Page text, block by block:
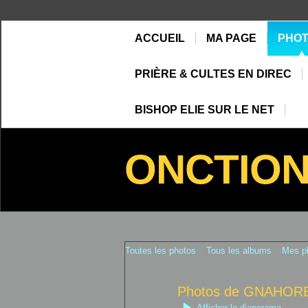
ACCUEIL MA PAGE
PRIÈRE & CULTES EN DIREC
BISHOP ELIE SUR LE NET
Toutes les photos Tous les albums Mes
Photos de